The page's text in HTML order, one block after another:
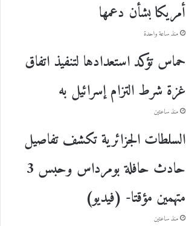
أمريكا بشأن دعمها
منذ ساعة واحدة
حماس تؤكد استعدادها لتنفيذ اتفاق
غزة شرط التزام إسرائيل به
منذ ساعتين
السلطات الجزائرية تكشف تفاصيل
حادث حافلة بومرداس وحبس 3
متهمين مؤقتا- (فيديو)
منذ ساعتين